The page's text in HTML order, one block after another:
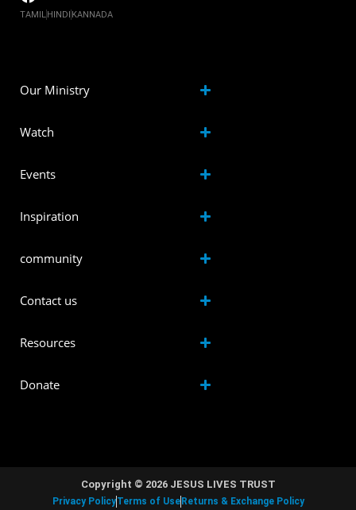
TAMIL HINDI KANNADA
Our Ministry
Watch
Events
Inspiration
community
Contact us
Resources
Donate
Copyright © 2026 JESUS LIVES TRUST
Privacy PolicyTerms of Use Returns & Exchange Policy